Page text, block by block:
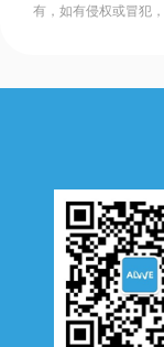
有，如有侵权或冒犯